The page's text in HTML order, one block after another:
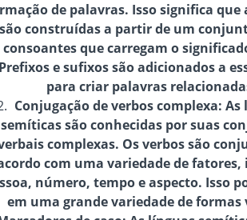
de palavras. Isso significa que
são construídas a partir de um
consoantes que carregam o
Prefixos e sufixos são adicionados a
para criar palavras
Conjugação de verbos complexa: As
semíticas são conhecidas por suas
complexas. Os verbos são
com uma variedade de
número, tempo e aspecto. Isso
em uma grande variedade de formas